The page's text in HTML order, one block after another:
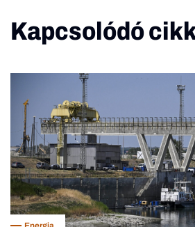
Kapcsolódó